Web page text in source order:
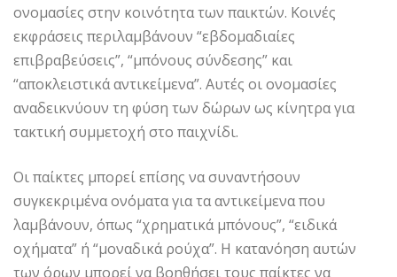
ονομασίες στην κοινότητα των παικτών. Κοινές
εκφράσεις περιλαμβάνουν “εβδομαδιαίες
επιβραβεύσεις”, “μπόνους σύνδεσης” και
“αποκλειστικά αντικείμενα”. Αυτές οι ονομασίες
αναδεικνύουν τη φύση των δώρων ως κίνητρα για
τακτική συμμετοχή στο παιχνίδι.
Οι παίκτες μπορεί επίσης να συναντήσουν
συγκεκριμένα ονόματα για τα αντικείμενα που
λαμβάνουν, όπως “χρηματικά μπόνους”, “ειδικά
οχήματα” ή “μοναδικά ρούχα”. Η κατανόηση αυτών
των όρων μπορεί να βοηθήσει τους παίκτες να